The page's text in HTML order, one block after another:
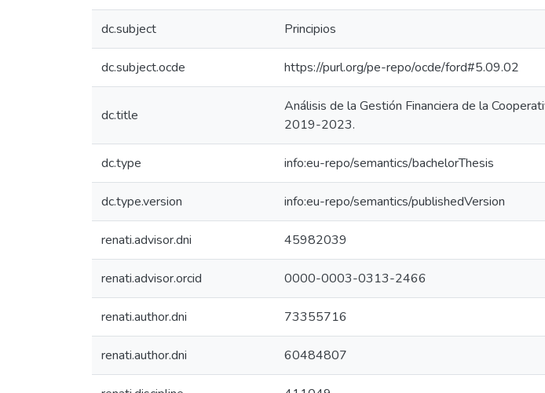
dc.subject Principios
dc.subject.ocde https://purl.org/pe-repo/ocde/ford#5.09.02
dc.title
Análisis de la Gestión Financiera de la
2019-2023.
dc.type info:eu-repo/semantics/bachelorThesis
dc.type.version info:eu-repo/semantics/publishedVersion
renati.advisor.dni 45982039
renati.advisor.orcid 0000-0003-0313-2466
renati.author.dni 73355716
renati.author.dni 60484807